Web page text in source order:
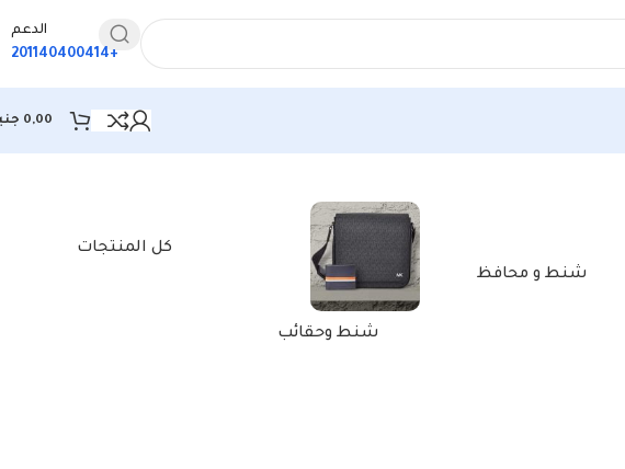
الدعم
+201140400414
0,00
شنط و محافظ
شنط وحقائب
كل المنتجات